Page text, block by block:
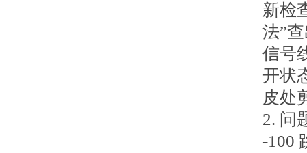
新检
法”
信号
开状
皮处
2. 问
-100